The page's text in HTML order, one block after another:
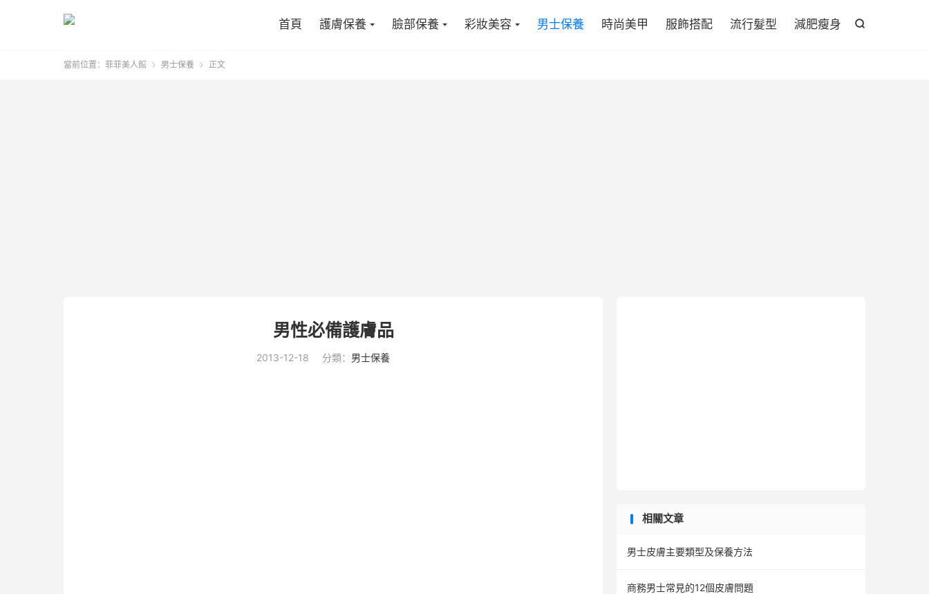

首頁 護膚保養 臉部保養 彩妝美容 男士保養 時尚美甲 服飾搭配 流行髮型 減肥瘦身
當前位置： 菲菲美人館  男士保養  正文
男性必備護膚品
2013-12-18 分類： 男士保養
相關文章
男士皮膚主要類型及保養方法
商務男士常見的12個皮膚問題